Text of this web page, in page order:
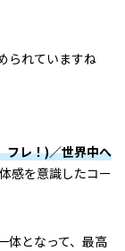
られていますね
フレ！)／世界中へ
感を意識したコー
体となって、最高